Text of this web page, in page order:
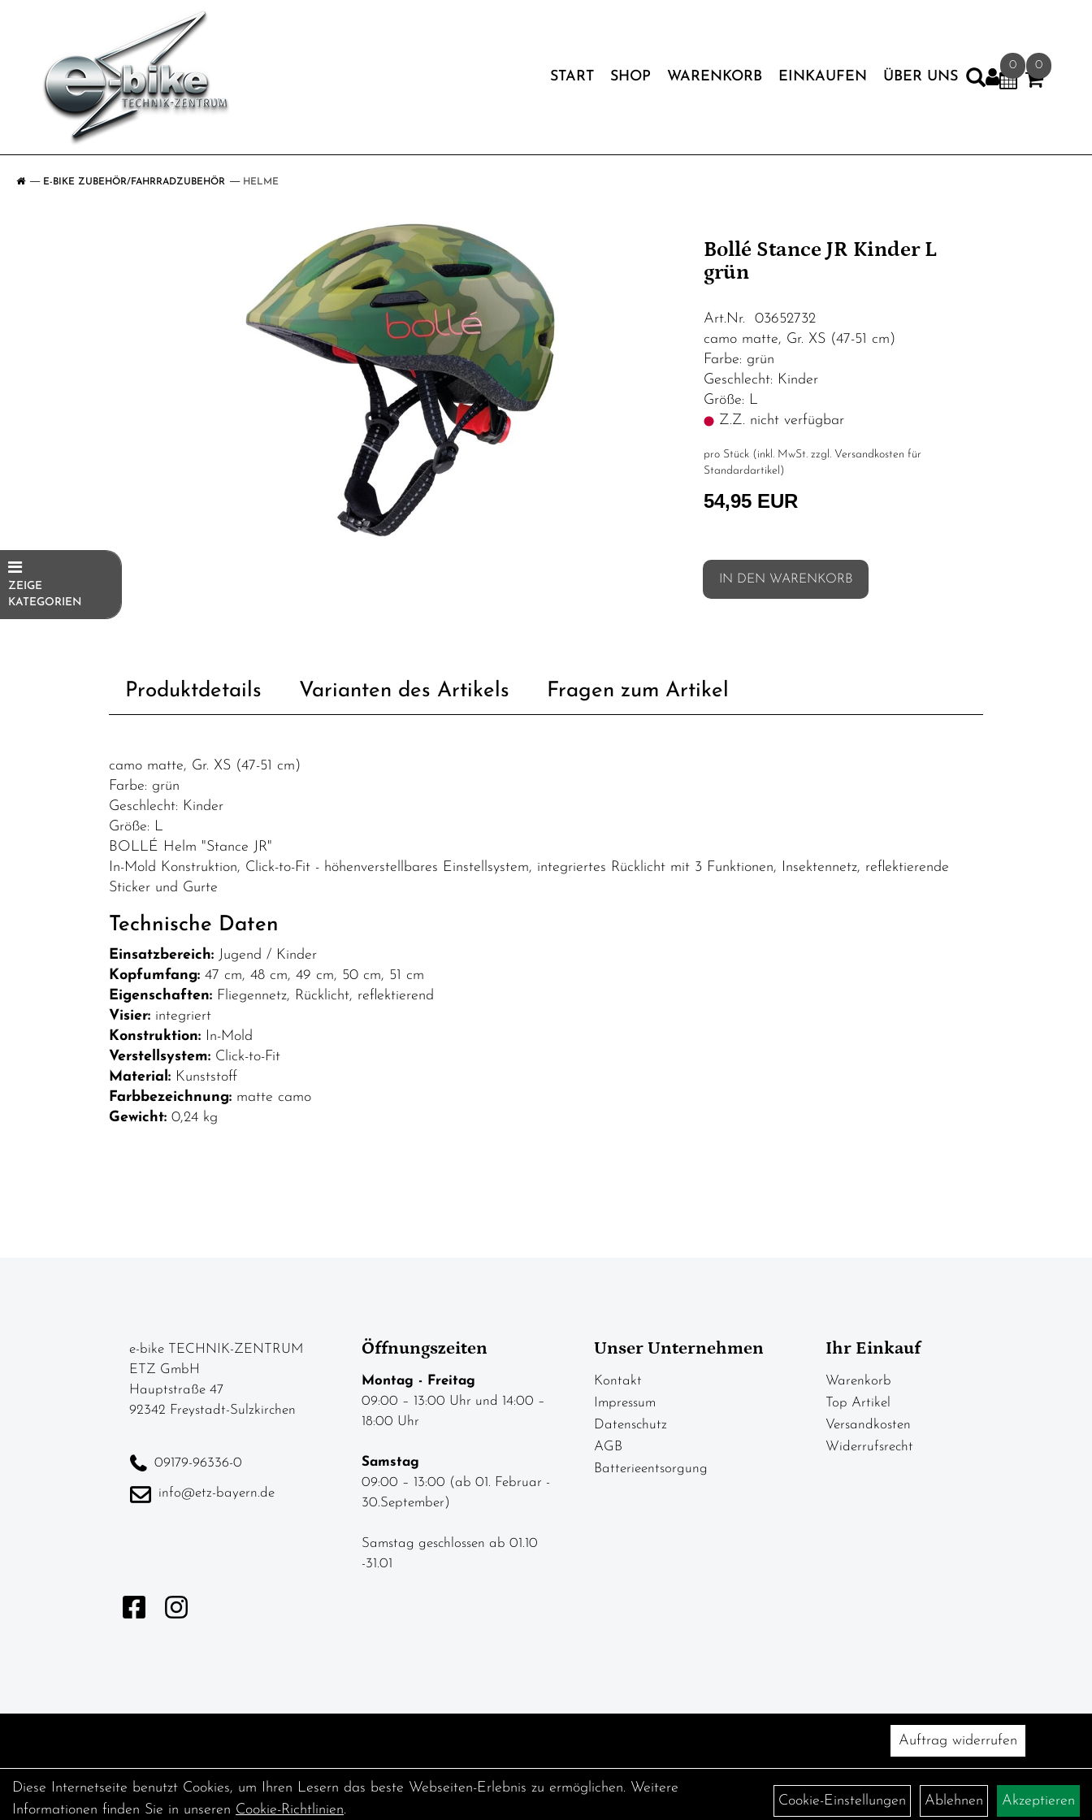
START SHOP WARENKORB EINKAUFEN ÜBER UNS
0 0
E-BIKE ZUBEHÖR/FAHRRADZUBEHÖR HELME
ZEIGE
KATEGORIEN
Ersatzteile/Fahrradersatzteile
Fahrradanhänger
Packtaschen/Körbe
Batteriebleuchtung
Bollé Stance JR Kinder L
grün
Art.Nr. 03652732
camo matte, Gr. XS (47-51 cm)
Farbe: grün
Geschlecht: Kinder
Größe: L
Z.Z. nicht verfügbar
pro Stück (inkl. MwSt. zzgl. Versandkosten für
Standardartikel )
54,95 EUR
IN DEN WARENKORB
Produktdetails Varianten des Artikels Fragen zum Artikel
camo matte, Gr. XS (47-51 cm)
Farbe: grün
Geschlecht: Kinder
Größe: L
BOLLÉ Helm "Stance JR"
In-Mold Konstruktion, Click-to-Fit - höhenverstellbares Einstellsystem, integriertes Rücklicht mit 3 Funktionen, Insektennetz, reflektierende
Sticker und Gurte
Technische Daten
Einsatzbereich: Jugend / Kinder
Kopfumfang: 47 cm, 48 cm, 49 cm, 50 cm, 51 cm
Eigenschaften: Fliegennetz, Rücklicht, reflektierend
Visier: integriert
Konstruktion: In-Mold
Verstellsystem: Click-to-Fit
Material: Kunststoff
Farbbezeichnung: matte camo
Gewicht: 0,24 kg
e-bike TECHNIK-ZENTRUM
ETZ GmbH
Hauptstraße 47
92342 Freystadt-Sulzkirchen
09179-96336-0
info@etz-bayern.de
Öffnungszeiten
Montag - Freitag
09:00 – 13:00 Uhr und 14:00 –
18:00 Uhr
Samstag
09:00 – 13:00 (ab 01. Februar -
30.September)
Samstag geschlossen ab 01.10
-31.01
Unser Unternehmen
Kontakt
Impressum
Datenschutz
AGB
Batterieentsorgung
Ihr Einkauf
Warenkorb
Top Artikel
Versandkosten
Widerrufsrecht
Diese Internetseite benutzt Cookies, um Ihren Lesern das beste Webseiten-Erlebnis zu ermöglichen. Weitere
Informationen finden Sie in unseren Cookie-Richtlinien.
Cookie-Einstellungen Ablehnen Akzeptieren
Auftrag widerrufen